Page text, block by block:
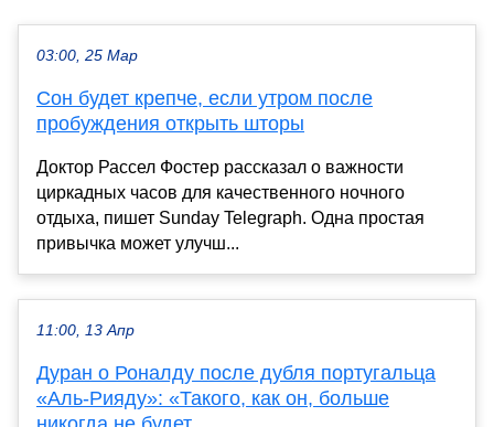
03:00, 25 Мар
Сон будет крепче, если утром после
пробуждения открыть шторы
Доктор Рассел Фостер рассказал о важности
циркадных часов для качественного ночного
отдыха, пишет Sunday Telegraph. Одна простая
привычка может улучш...
11:00, 13 Апр
Дуран о Роналду после дубля португальца
«Аль-Рияду»: «Такого, как он, больше